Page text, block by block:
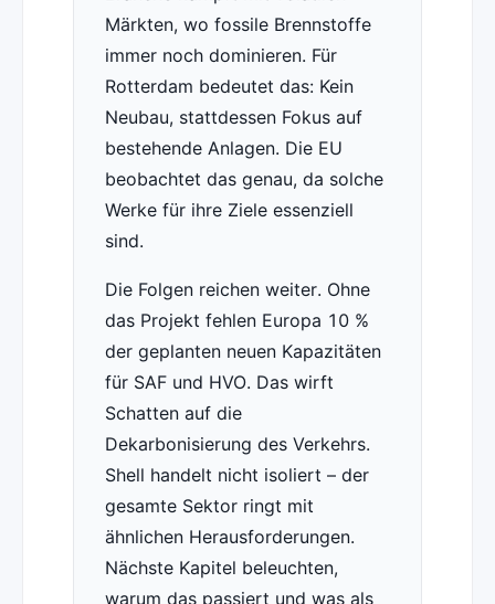
Märkten, wo fossile Brennstoffe
immer noch dominieren. Für
Rotterdam bedeutet das: Kein
Neubau, stattdessen Fokus auf
bestehende Anlagen. Die EU
beobachtet das genau, da solche
Werke für ihre Ziele essenziell
sind.
Die Folgen reichen weiter. Ohne
das Projekt fehlen Europa 10 %
der geplanten neuen Kapazitäten
für SAF und HVO. Das wirft
Schatten auf die
Dekarbonisierung des Verkehrs.
Shell handelt nicht isoliert – der
gesamte Sektor ringt mit
ähnlichen Herausforderungen.
Nächste Kapitel beleuchten,
warum das passiert und was als